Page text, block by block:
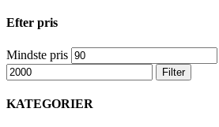
Efter pris
Mindste pris
Filter
KATEGORIER